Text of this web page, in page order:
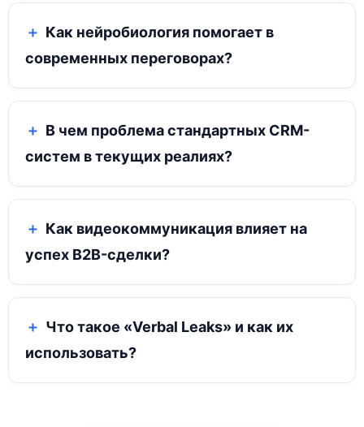
Как нейробиология помогает в
современных переговорах?
В чем проблема стандартных CRM-
систем в текущих реалиях?
Как видеокоммуникация влияет на
успех B2B-сделки?
Что такое «Verbal Leaks» и как их
использовать?